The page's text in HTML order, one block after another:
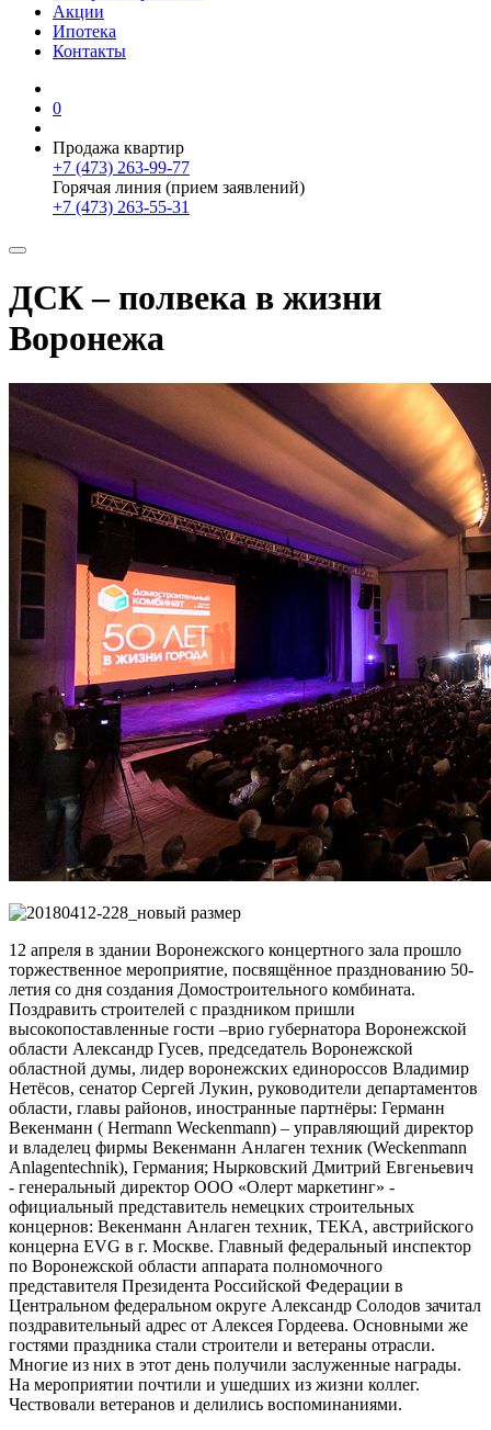
Акции
Ипотека
Контакты
0
Продажа квартир
+7 (473) 263-99-77
Горячая линия (прием заявлений)
+7 (473) 263-55-31
ДСК – полвека в жизни
Воронежа
12 апреля в здании Воронежского концертного зала прошло
торжественное мероприятие, посвящённое празднованию 50-
летия со дня создания Домостроительного комбината.
Поздравить строителей с праздником пришли
высокопоставленные гости –врио губернатора Воронежской
области Александр Гусев, председатель Воронежской
областной думы, лидер воронежских единороссов Владимир
Нетёсов, сенатор Сергей Лукин, руководители департаментов
области, главы районов, иностранные партнёры: Германн
Векенманн ( Hermann Weckenmann) – управляющий директор
и владелец фирмы Векенманн Анлаген техник (Weckenmann
Anlagentechnik), Германия; Нырковский Дмитрий Евгеньевич
- генеральный директор ООО «Олерт маркетинг» -
официальный представитель немецких строительных
концернов: Векенманн Анлаген техник, ТЕКА, австрийского
концерна EVG в г. Москве. Главный федеральный инспектор
по Воронежской области аппарата полномочного
представителя Президента Российской Федерации в
Центральном федеральном округе Александр Солодов зачитал
поздравительный адрес от Алексея Гордеева. Основными же
гостями праздника стали строители и ветераны отрасли.
Многие из них в этот день получили заслуженные награды.
На мероприятии почтили и ушедших из жизни коллег.
Чествовали ветеранов и делились воспоминаниями.